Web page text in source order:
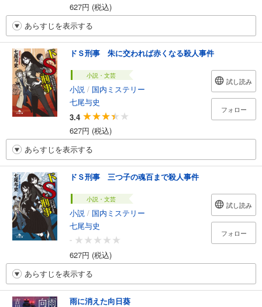
627円 (税込)
あらすじを表示する
ドＳ刑事 朱に交われば赤くなる殺人事件
小説・文芸
小説 / 国内ミステリー
七尾与史
3.4
627円 (税込)
試し読み
フォロー
あらすじを表示する
ドＳ刑事 三つ子の魂百まで殺人事件
小説・文芸
小説 / 国内ミステリー
七尾与史
-
627円 (税込)
試し読み
フォロー
あらすじを表示する
雨に消えた向日葵